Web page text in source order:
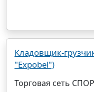
Кладовщик-
"Expobel")
Торговая сеть